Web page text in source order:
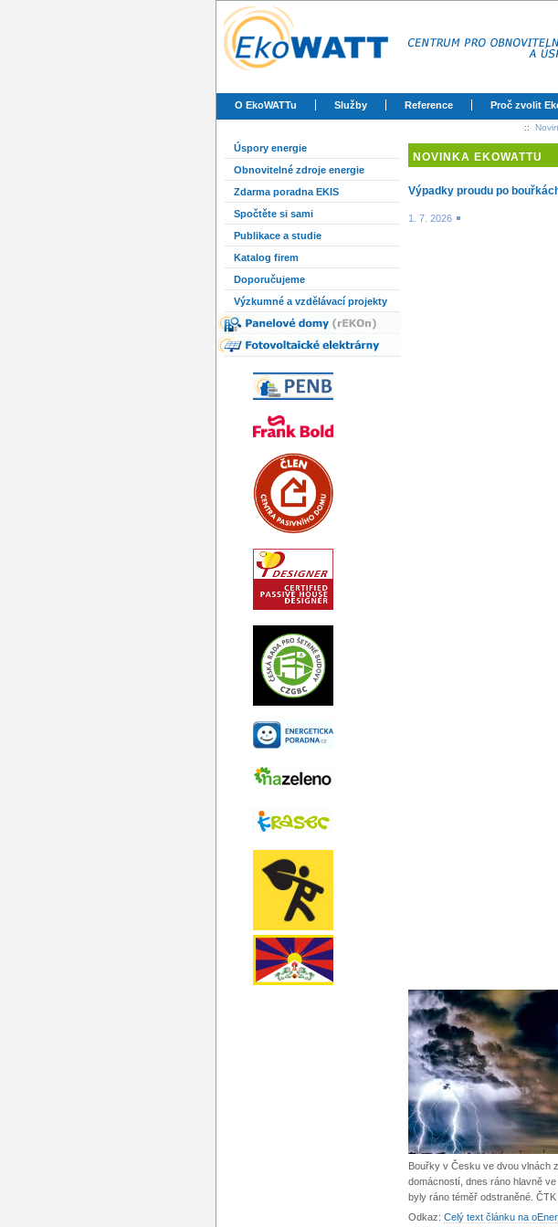
O EkoWATTu Služby Reference Proč zvolit
::
Úspory energie
Obnovitelné zdroje energie
Zdarma poradna EKIS
Spočtěte si sami
Publikace a studie
Katalog firem
Doporučujeme
Výzkumné a vzdělávací projekty
NOVINKA EKOWATTU
Výpadky proudu po
1. 7. 2026
Bouřky v Česku ve dvou vlnách
domácností, dnes ráno hlavně
byly ráno téměř odstraněné.
Odkaz: Celý text článku na